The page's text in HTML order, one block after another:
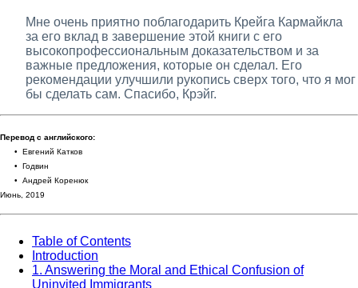
Мне очень приятно поблагодарить Крейга Кармайкла
за его вклад в завершение этой книги с его
высокопрофессиональным доказательством и за
важные предложения, которые он сделал. Его
рекомендации улучшили рукопись сверх того, что я мог
бы сделать сам. Спасибо, Крэйг.
Перевод с английского:
• Евгений Катков
• Годвин
• Андрей Коренюк
Июнь, 2019
Table of Contents
Introduction
1. Answering the Moral and Ethical Confusion of
Uninvited Immigrants